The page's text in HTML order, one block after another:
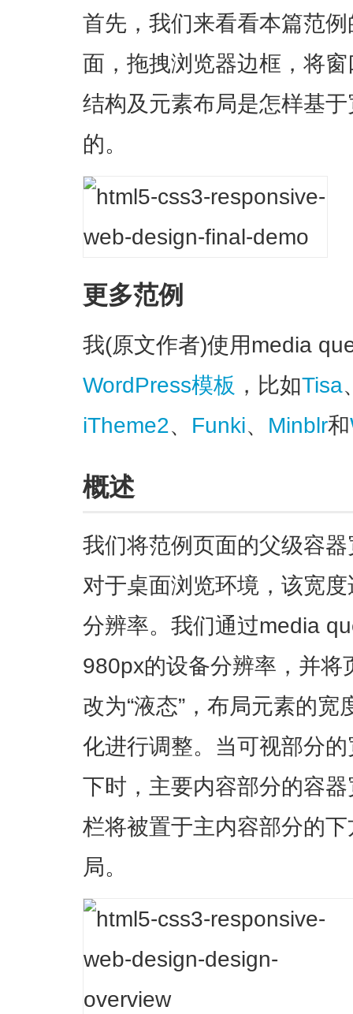
首先，我们来看看本篇范例
面，拖拽浏览器边框，将
结构及元素布局是怎样基
的。
更多范例
我(原文作者)使用media
WordPress模板 ，比如Tisa
iTheme2、 Funki、 Minblr和
概述
我们将范例页面的父级容
对于桌面浏览环境，该宽
分辨率。我们通过media
980px的设备分辨率，并将
改为“液态”，布局元素的
化进行调整。当可视部分
下时，主要内容部分的容
栏将被置于主内容部分的
局。